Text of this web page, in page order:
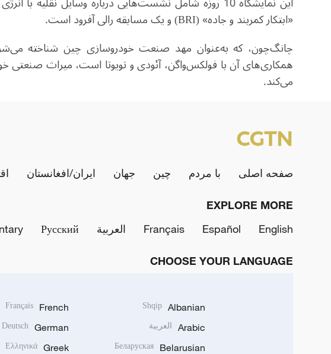
«ابتکار کمربند و جاده» (BRI) و یک مسابقه رالی آفرود است.
چانگ‌چون، که به‌عنوان مهد صنعت خودروسازی چین شناخته
همکاری‌های آن با فولکس‌واگن، آئودی و تویوتا است، میراث صنعتی
می‌کند.
صفحه اصلی با مردم چین جهان ایران/افغانستان
EXPLORE MORE
English
Español
Français العربية Русский
CHOOSE YOUR LANGUAGE
Albanian
Shqip
Arabic العربية
Belarusian
Беларуская
French
Français
German
Deutsch
Greek
Ελληνικά